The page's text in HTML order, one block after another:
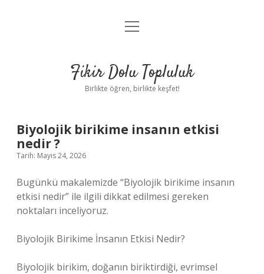
Anasayfa
Yasal Uyarı
menüyü
Fikir Dolu Topluluk
Birlikte öğren, birlikte keşfet!
Biyolojik birikime insanın etkisi
nedir ?
Tarih: Mayıs 24, 2026
Bugünkü makalemizde “Biyolojik birikime insanın
etkisi nedir” ile ilgili dikkat edilmesi gereken
noktaları inceliyoruz.
Biyolojik Birikime İnsanın Etkisi Nedir?
Biyolojik birikim, doğanın biriktirdiği, evrimsel